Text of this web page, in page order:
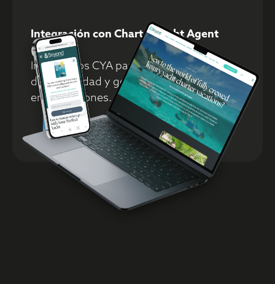
Integración con Charter Yacht Agent
(CYA)
Integramos CYA para centralizar reservas,
disponibilidad y gestión de
embarcaciones.